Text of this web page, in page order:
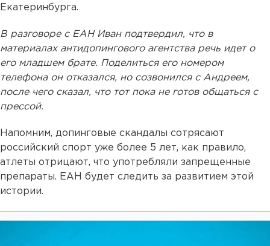
Екатеринбурга.
В разговоре с ЕАН Иван подтвердил, что в
материалах антидопингового агентства речь идет о
его младшем брате. Поделиться его номером
телефона он отказался, но созвонился с Андреем,
после чего сказал, что тот пока не готов общаться с
прессой.
Напомним, допинговые скандалы сотрясают
российский спорт уже более 5 лет, как правило,
атлеты отрицают, что употребляли запрещенные
препараты. ЕАН будет следить за развитием этой
истории.